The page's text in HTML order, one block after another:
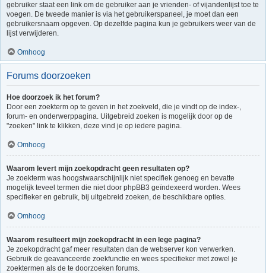
gebruiker staat een link om de gebruiker aan je vrienden- of vijandenlijst toe te
voegen. De tweede manier is via het gebruikerspaneel, je moet dan een
gebruikersnaam opgeven. Op dezelfde pagina kun je gebruikers weer van de
lijst verwijderen.
Omhoog
Forums doorzoeken
Hoe doorzoek ik het forum?
Door een zoekterm op te geven in het zoekveld, die je vindt op de index-,
forum- en onderwerppagina. Uitgebreid zoeken is mogelijk door op de
"zoeken" link te klikken, deze vind je op iedere pagina.
Omhoog
Waarom levert mijn zoekopdracht geen resultaten op?
Je zoekterm was hoogstwaarschijnlijk niet specifiek genoeg en bevatte
mogelijk teveel termen die niet door phpBB3 geïndexeerd worden. Wees
specifieker en gebruik, bij uitgebreid zoeken, de beschikbare opties.
Omhoog
Waarom resulteert mijn zoekopdracht in een lege pagina?
Je zoekopdracht gaf meer resultaten dan de webserver kon verwerken.
Gebruik de geavanceerde zoekfunctie en wees specifieker met zowel je
zoektermen als de te doorzoeken forums.